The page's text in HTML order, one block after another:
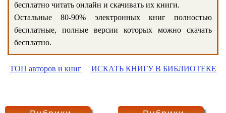
бесплатно читать онлайн и скачивать их книги.
Остальные 80-90% электронных книг полностью
бесплатные, полные версии которых можно скачать
бесплатно.
ТОП авторов и книг ИСКАТЬ КНИГУ В БИБЛИОТЕКЕ